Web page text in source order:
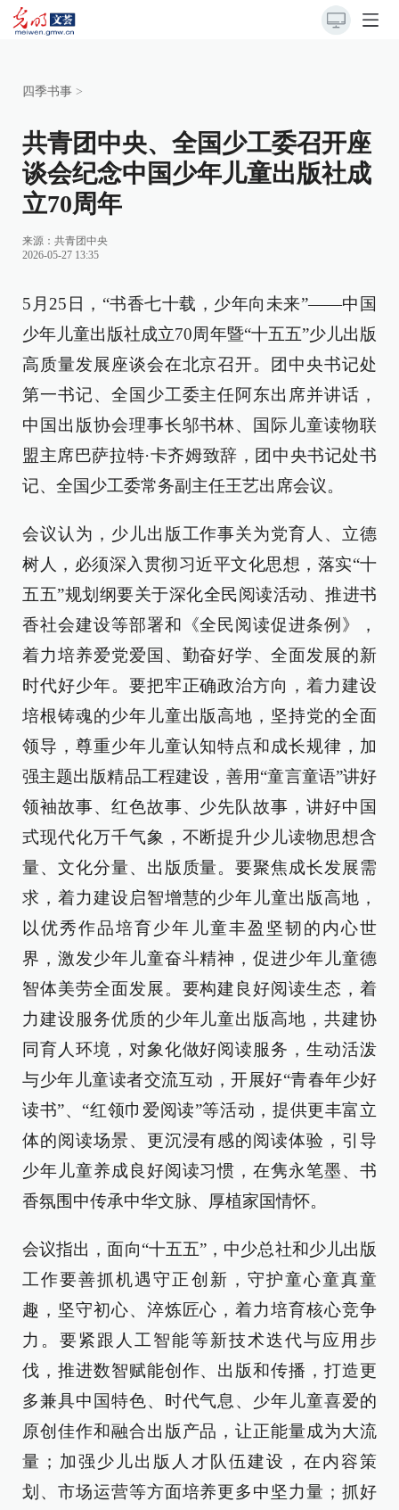
四季书事 >
共青团中央、全国少工委召开座
谈会纪念中国少年儿童出版社成
立70周年
来源： 共青团中央
2026-05-27 13:35
5月25日，“书香七十载，少年向未来”——中国
少年儿童出版社成立70周年暨“十五五”少儿出版
高质量发展座谈会在北京召开。团中央书记处
第一书记、全国少工委主任阿东出席并讲话，
中国出版协会理事长邬书林、国际儿童读物联
盟主席巴萨拉特·卡齐姆致辞，团中央书记处书
记、全国少工委常务副主任王艺出席会议。
会议认为，少儿出版工作事关为党育人、立德
树人，必须深入贯彻习近平文化思想，落实“十
五五”规划纲要关于深化全民阅读活动、推进书
香社会建设等部署和《全民阅读促进条例》，
着力培养爱党爱国、勤奋好学、全面发展的新
时代好少年。要把牢正确政治方向，着力建设
培根铸魂的少年儿童出版高地，坚持党的全面
领导，尊重少年儿童认知特点和成长规律，加
强主题出版精品工程建设，善用“童言童语”讲好
领袖故事、红色故事、少先队故事，讲好中国
式现代化万千气象，不断提升少儿读物思想含
量、文化分量、出版质量。要聚焦成长发展需
求，着力建设启智增慧的少年儿童出版高地，
以优秀作品培育少年儿童丰盈坚韧的内心世
界，激发少年儿童奋斗精神，促进少年儿童德
智体美劳全面发展。要构建良好阅读生态，着
力建设服务优质的少年儿童出版高地，共建协
同育人环境，对象化做好阅读服务，生动活泼
与少年儿童读者交流互动，开展好“青春年少好
读书”、“红领巾爱阅读”等活动，提供更丰富立
体的阅读场景、更沉浸有感的阅读体验，引导
少年儿童养成良好阅读习惯，在隽永笔墨、书
香氛围中传承中华文脉、厚植家国情怀。
会议指出，面向“十五五”，中少总社和少儿出版
工作要善抓机遇守正创新，守护童心童真童
趣，坚守初心、淬炼匠心，着力培育核心竞争
力。要紧跟人工智能等新技术迭代与应用步
伐，推进数智赋能创作、出版和传播，打造更
多兼具中国特色、时代气息、少年儿童喜爱的
原创佳作和融合出版产品，让正能量成为大流
量；加强少儿出版人才队伍建设，在内容策
划、市场运营等方面培养更多中坚力量；抓好